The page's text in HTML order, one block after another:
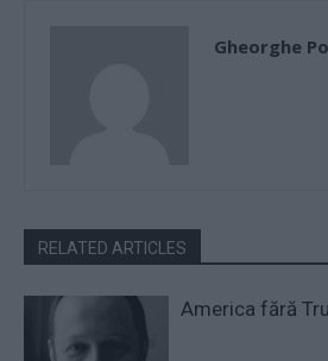
Gheorghe
RELATED ARTICLES
America fără